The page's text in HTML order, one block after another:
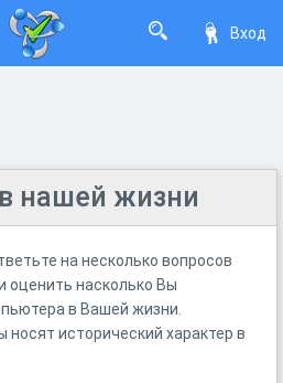
Вход
нашей жизни
на несколько вопросов
оценить насколько Вы
в Вашей жизни.
исторический характер в